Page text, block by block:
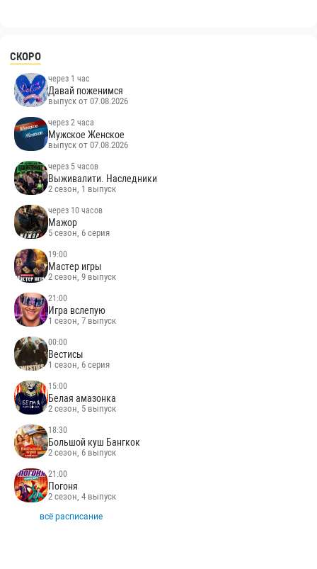
СКОРО
через 1 час
Давай поженимся
выпуск от 07.08.2026
через 2 часа
Мужское Женское
выпуск от 07.08.2026
через 5 часов
Выживалити. Наследники
2 сезон, 1 выпуск
через 10 часов
Мажор
5 сезон, 6 серия
19:00
Мастер игры
2 сезон, 9 выпуск
21:00
Игра вслепую
1 сезон, 7 выпуск
00:00
Вестисы
1 сезон, 6 серия
15:00
Белая амазонка
2 сезон, 5 выпуск
18:30
Большой куш Бангкок
2 сезон, 6 выпуск
21:00
Погоня
2 сезон, 4 выпуск
всё расписание